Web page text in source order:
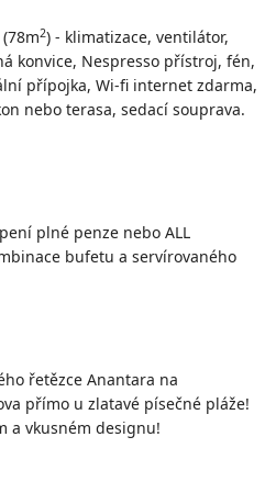
2) - klimatizace, ventilátor,
konvice, Nespresso přístroj, fén,
přípojka, Wi-fi internet zdarma,
nebo terasa, sedací souprava.
plné penze nebo ALL
bufetu a servírovaného
řetězce Anantara na
přímo u zlatavé písečné pláže!
a vkusném designu!